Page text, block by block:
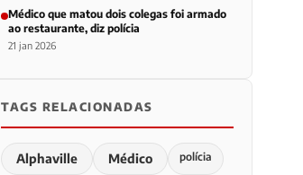
Médico que matou dois colegas foi armado
ao restaurante, diz polícia
21 jan 2026
TAGS RELACIONADAS
Alphaville Médico polícia